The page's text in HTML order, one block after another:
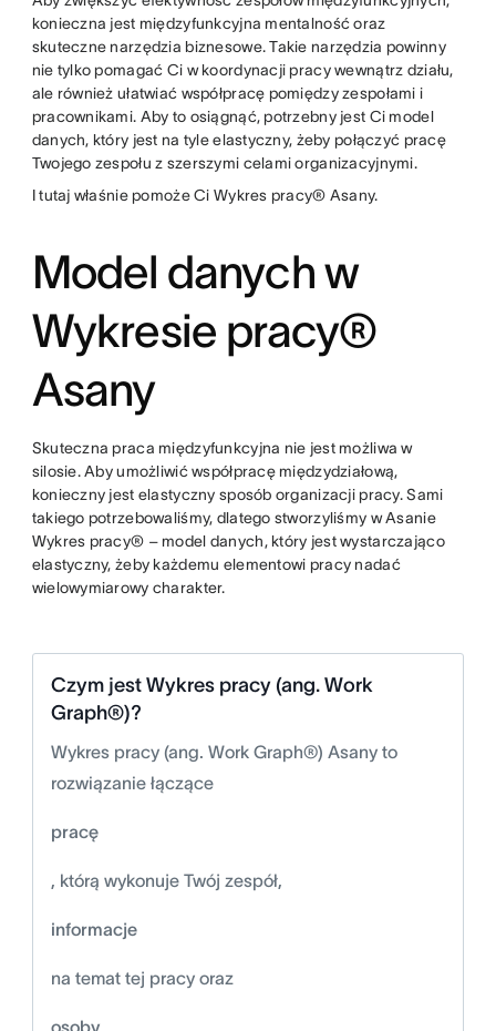
konieczna jest międzyfunkcyjna mentalność oraz
skuteczne narzędzia biznesowe. Takie narzędzia powinny
nie tylko pomagać Ci w koordynacji pracy wewnątrz działu,
ale również ułatwiać współpracę pomiędzy zespołami i
pracownikami. Aby to osiągnąć, potrzebny jest Ci model
danych, który jest na tyle elastyczny, żeby połączyć pracę
Twojego zespołu z szerszymi celami organizacyjnymi.
I tutaj właśnie pomoże Ci Wykres pracy® Asany.
Model danych w
Wykresie pracy®
Asany
Skuteczna praca międzyfunkcyjna nie jest możliwa w
silosie. Aby umożliwić współpracę międzydziałową,
konieczny jest elastyczny sposób organizacji pracy. Sami
takiego potrzebowaliśmy, dlatego stworzyliśmy w Asanie
Wykres pracy® – model danych, który jest wystarczająco
elastyczny, żeby każdemu elementowi pracy nadać
wielowymiarowy charakter.
Czym jest Wykres pracy (ang. Work
Graph®)?
Wykres pracy (ang. Work Graph®) Asany to
rozwiązanie łączące
pracę
, którą wykonuje Twój zespół,
informacje
na temat tej pracy oraz
osoby